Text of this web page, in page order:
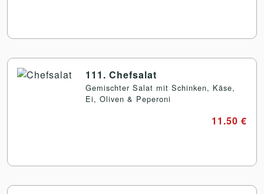
111. Chefsalat
Gemischter Salat mit Schinken, Käse,
Ei, Oliven & Peperoni
11.50 €